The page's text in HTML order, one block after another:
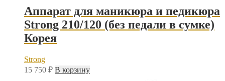
Аппарат для маникюра и педикюра
Strong 210/120 (без педали в сумке)
Корея
Strong
15 750 ₽ В корзину